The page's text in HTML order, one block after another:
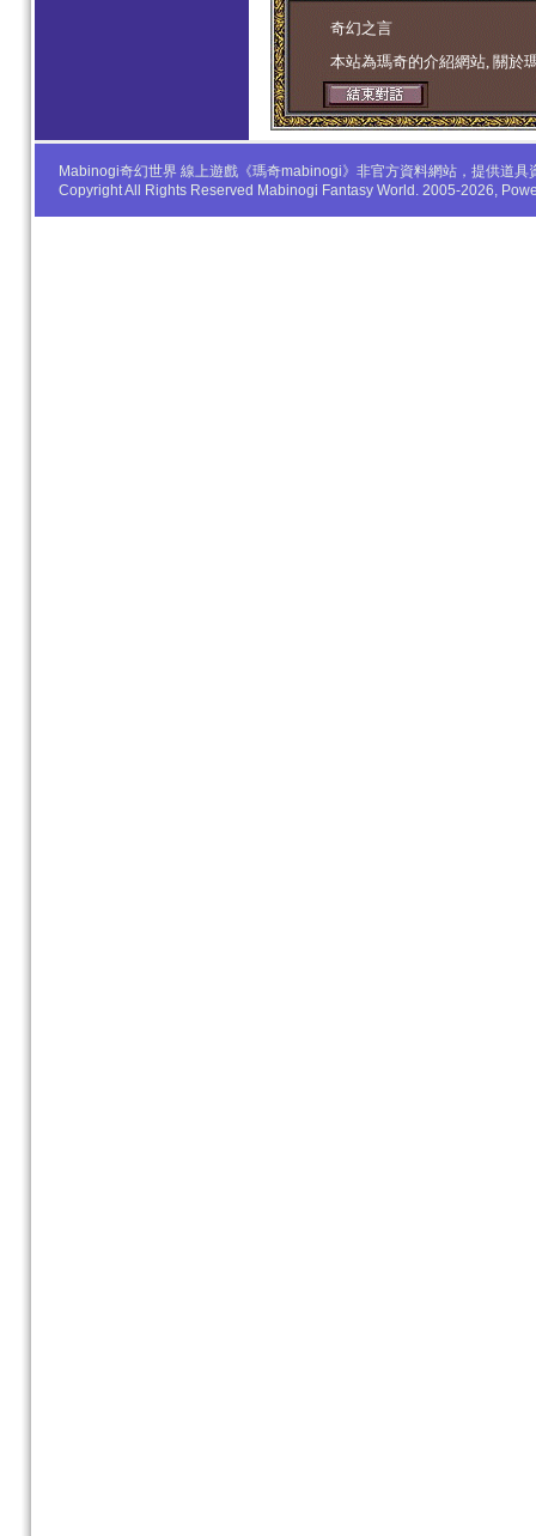
学生妹 奇幻之言
本站為瑪奇的介紹網站, 關於
Mabinogi奇幻世界 線上遊戲《瑪奇mabinogi》非官方資料網站，提供道
Copyright All Rights Reserved Mabinogi Fantasy World. 2005-2026,